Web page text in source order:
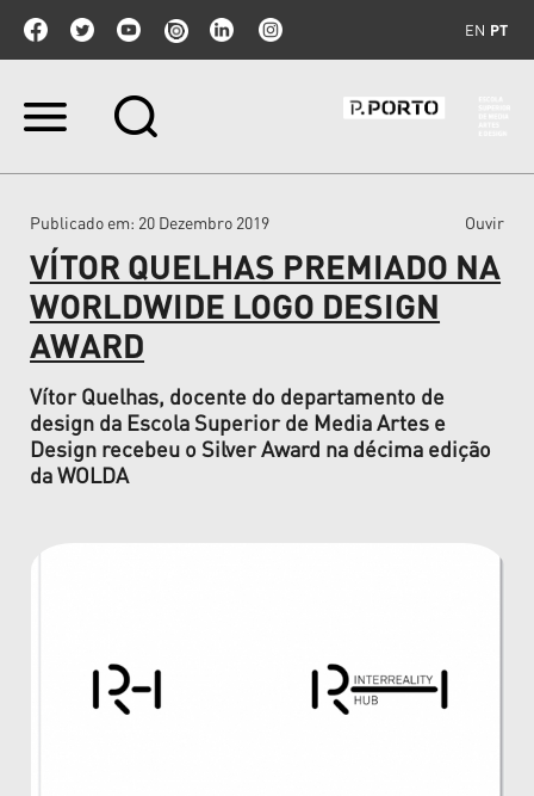
EN PT
Ir
Ir
para
navegação
Publicado em: 20 Dezembro 2019 Ouvir
VÍTOR QUELHAS PREMIADO NA
WORLDWIDE LOGO DESIGN
AWARD
Vítor Quelhas, docente do departamento de
design da Escola Superior de Media Artes e
Design recebeu o Silver Award na décima edição
da WOLDA